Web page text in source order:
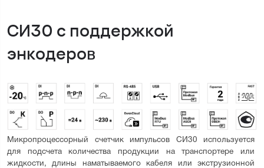
СИ30 с поддержкой
энкодеров
Микропроцессорный счетчик импульсов СИ30 используется
для подсчета количества продукции на транспортере или
жидкости, длины наматываемого кабеля или экструзионной